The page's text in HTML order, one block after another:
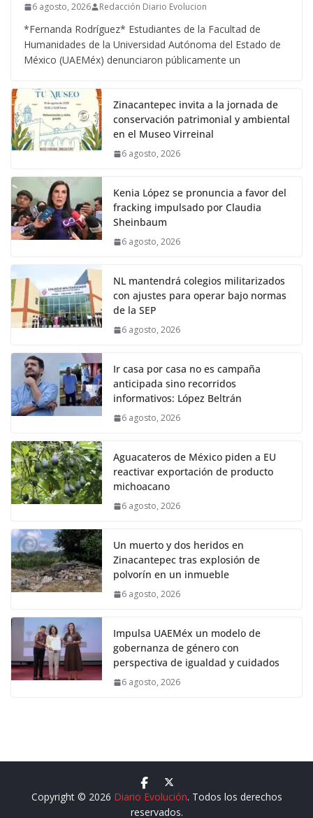
6 agosto, 2026 Redacción Diario Evolucion
*Fernanda Rodríguez* Estudiantes de la Facultad de
Humanidades de la Universidad Autónoma del Estado de
México (UAEMéx) denunciaron públicamente un
Zinacantepec invita a la jornada de
conservación patrimonial y ambiental
en el Museo Virreinal
6 agosto, 2026
Kenia López se pronuncia a favor del
fracking impulsado por Claudia
Sheinbaum
6 agosto, 2026
NL mantendrá colegios militarizados
con ajustes para operar bajo normas
de la SEP
6 agosto, 2026
Ir casa por casa no es campaña
anticipada sino recorridos
informativos: López Beltrán
6 agosto, 2026
Aguacateros de México piden a EU
reactivar exportación de producto
michoacano
6 agosto, 2026
Un muerto y dos heridos en
Zinacantepec tras explosión de
polvorín en un inmueble
6 agosto, 2026
Impulsa UAEMéx un modelo de
gobernanza de género con
perspectiva de igualdad y cuidados
6 agosto, 2026
Copyright © 2026 Diario Evolución. Todos los derechos
reservados.